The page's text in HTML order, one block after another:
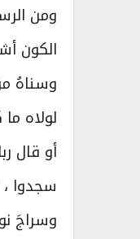
ومن
الكون
وسناهُ
لولاه
أو قال
سجدوا
وسراجَ